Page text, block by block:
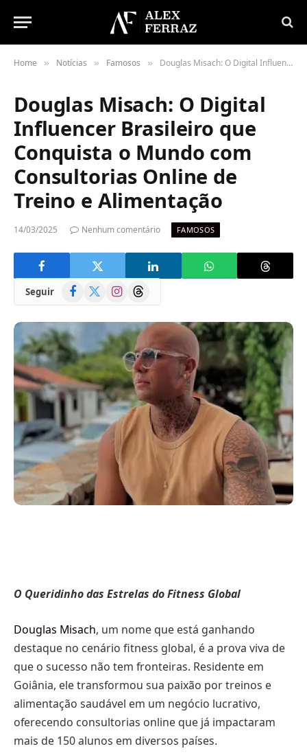
Home » Notícias » Famosos » Douglas Misach: O Digital Influencer Brasileiro que Conquista o Mundo com Consultorias Online de Treino e Alimentação
Douglas Misach: O Digital
Influencer Brasileiro que
Conquista o Mundo com
Consultorias Online de
Treino e Alimentação
14/03/2025 Nenhum comentário FAMOSOS
Seguir Facebook
(Twitter)
InstagramThreads
O Queridinho das Estrelas do Fitness Global
Douglas Misach, um nome que está ganhando
destaque no cenário fitness global, é a prova viva de
que o sucesso não tem fronteiras. Residente em
Goiânia, ele transformou sua paixão por treinos e
alimentação saudável em um negócio lucrativo,
oferecendo consultorias online que já impactaram
mais de 150 alunos em diversos países.